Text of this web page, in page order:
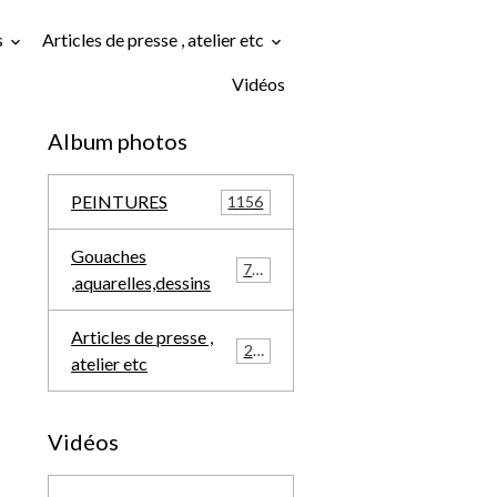
Articles de presse , atelier etc
Vidéos
Album photos
PEINTURES 1156
Gouaches
,aquarelles,dessins
709
Articles de presse ,
atelier etc
291
Vidéos